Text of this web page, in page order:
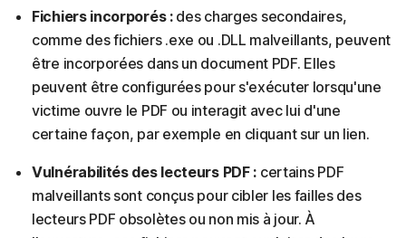
Fichiers incorporés : des charges secondaires,
comme des fichiers .exe ou .DLL malveillants, peuvent
être incorporées dans un document PDF. Elles
peuvent être configurées pour s'exécuter lorsqu'une
victime ouvre le PDF ou interagit avec lui d'une
certaine façon, par exemple en cliquant sur un lien.
Vulnérabilités des lecteurs PDF : certains PDF
malveillants sont conçus pour cibler les failles des
lecteurs PDF obsolètes ou non mis à jour. À